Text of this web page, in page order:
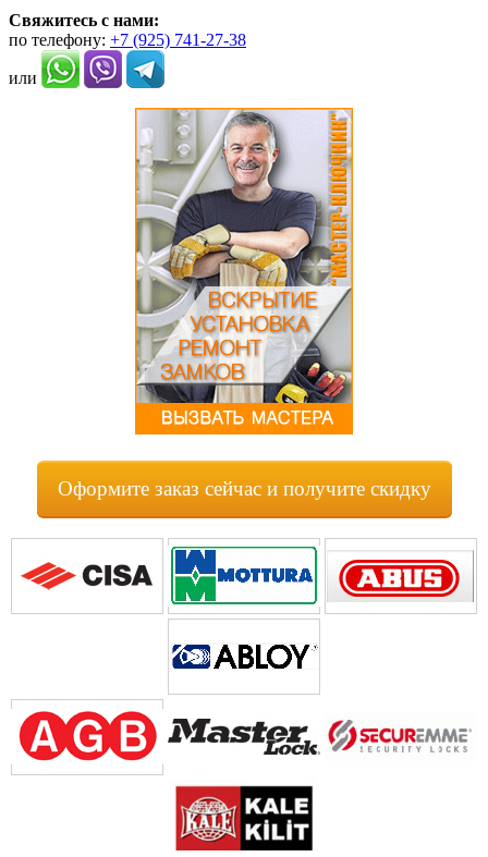
Свяжитесь с нами:
по телефону: +7 (925) 741-27-38
или
Оформите заказ сейчас и получите скидку